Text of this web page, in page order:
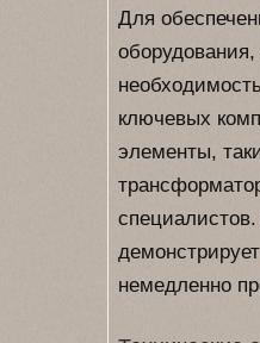
Для
ключевых
элементы,
немедленно